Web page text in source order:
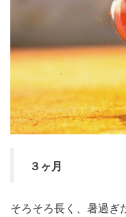
３ヶ月
そろそろ長く、暑過ぎ